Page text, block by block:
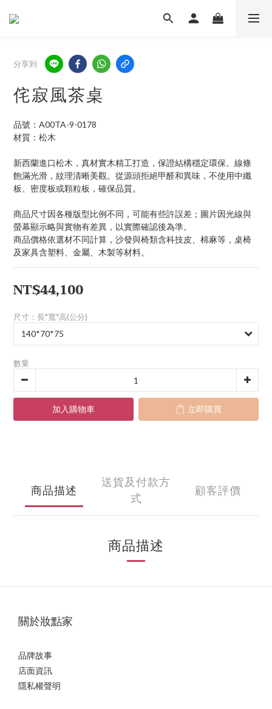
分享到
侘寂風茶桌
品號：A00TA-9-0178
材質：松木
新西蘭進口松木，真材實木精工打造，保證結構穩定環保。線條
飽滿光滑，紋理清晰美觀。從源頭拒絕甲醛和異味，不使用中纖
板、密度板或顆粒板，確保品質。
商品尺寸因各種版型比例不同，可能有些許誤差；圖片因光線與
螢幕顯示略與實物有差異，以實際確認後為準。
商品價格依選材不同計算，沙發與椅類含科技皮、棉麻等，桌椅
及家具含塑料、金屬、木製等材料。
NT$44,100
尺寸：長*寬*高(公分)
數量
加入購物車 立即購買
商品描述
送貨及付款方
式
顧客評價
商品描述
關於妝點家
品牌故事
店面資訊
隱私權聲明